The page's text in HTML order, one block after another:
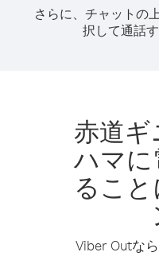
さらに、チャットの
択して通話
赤道
ハマに
るこ
Viber Outな